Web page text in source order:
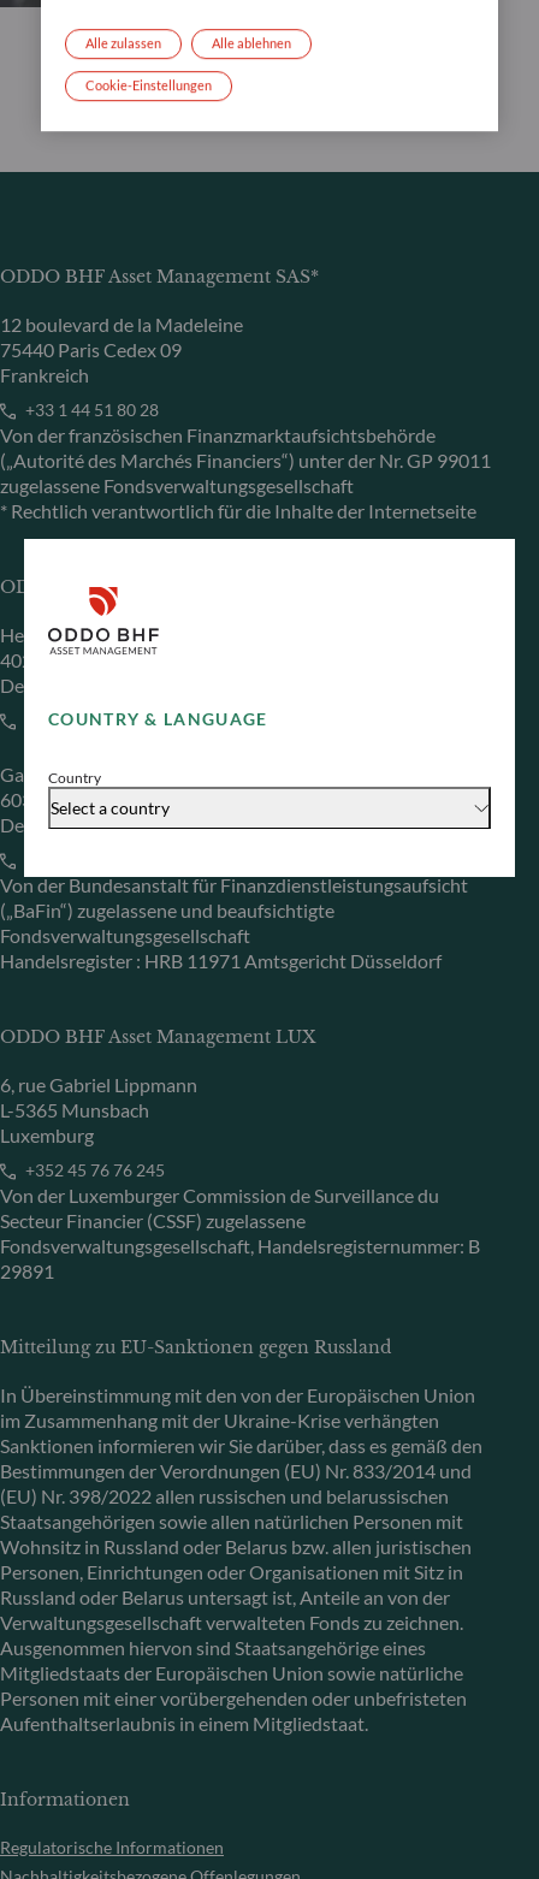
COUNTRY & LANGUAGE
Country
Select a country
ODDO BHF Asset Management SAS*
12 boulevard de la Madeleine
75440 Paris Cedex 09
Frankreich
+33 1 44 51 80 28
Von der französischen Finanzmarktaufsichtsbehörde
(„Autorité des Marchés Financiers“) unter der Nr. GP 99011
zugelassene Fondsverwaltungsgesellschaft
* Rechtlich verantwortlich für die Inhalte der Internetseite
ODDO BHF Asset Management GmbH
Herzogstraße 15
40217 Düsseldorf
Deutschland
+49 (0) 211 239 24 01
Gallusanlage 8
60329 Frankfurt am Main
Deutschland
Von der Bundesanstalt für Finanzdienstleistungsaufsicht
(„BaFin“) zugelassene und beaufsichtigte
Fondsverwaltungsgesellschaft
Handelsregister : HRB 11971 Amtsgericht Düsseldorf
ODDO BHF Asset Management LUX
6, rue Gabriel Lippmann
L-5365 Munsbach
Luxemburg
+352 45 76 76 245
Von der Luxemburger Commission de Surveillance du
Secteur Financier (CSSF) zugelassene
Fondsverwaltungsgesellschaft, Handelsregisternummer: B
29891
Mitteilung zu EU-Sanktionen gegen Russland
In Übereinstimmung mit den von der Europäischen Union
im Zusammenhang mit der Ukraine-Krise verhängten
Sanktionen informieren wir Sie darüber, dass es gemäß den
Bestimmungen der Verordnungen (EU) Nr. 833/2014 und
(EU) Nr. 398/2022 allen russischen und belarussischen
Staatsangehörigen sowie allen natürlichen Personen mit
Wohnsitz in Russland oder Belarus bzw. allen juristischen
Personen, Einrichtungen oder Organisationen mit Sitz in
Russland oder Belarus untersagt ist, Anteile an von der
Verwaltungsgesellschaft verwalteten Fonds zu zeichnen.
Ausgenommen hiervon sind Staatsangehörige eines
Mitgliedstaats der Europäischen Union sowie natürliche
Personen mit einer vorübergehenden oder unbefristeten
Aufenthaltserlaubnis in einem Mitgliedstaat.
Informationen
Regulatorische Informationen
Alle ablehnen
Alle zulassen
Cookie-Einstellungen